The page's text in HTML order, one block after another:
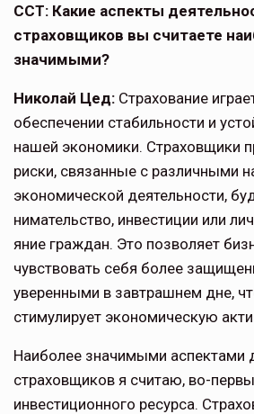
ССТ: Какие аспекты
страховщиков вы считаете
значимыми?
Николай Цед: Страхование
обеспечении ста­бильности и
нашей экономики. Страховщики
риски, связанные с различными
экономической деятельности,
нимательство, инвестиции или
яние граждан. Это позволяет
чувствовать себя более
уверенными в завтрашнем дне,
стимулирует экономическую
Наиболее значимыми аспектами
страховщиков я считаю, во-
инвестици­онного ресурса.